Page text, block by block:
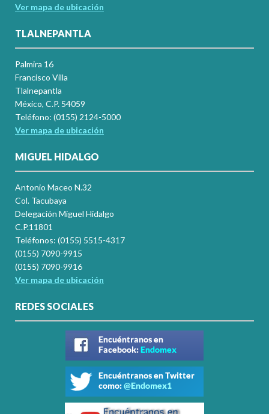
Ver mapa de ubicación
TLALNEPANTLA
Palmira 16
Francisco Villa
Tlalnepantla
México, C.P. 54059
Teléfono: (0155) 2124-5000
Ver mapa de ubicación
MIGUEL HIDALGO
Antonio Maceo N.32
Col. Tacubaya
Delegación Miguel Hidalgo
C.P.11801
Teléfonos: (0155) 5515-4317
(0155) 7090-9915
(0155) 7090-9916
Ver mapa de ubicación
REDES SOCIALES